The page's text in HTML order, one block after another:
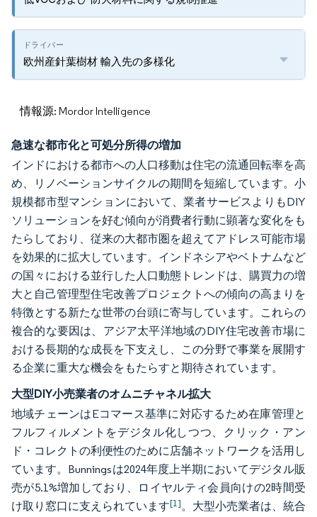
欧州産針葉樹材 輸入先の多様化
情報源: Mordor Intelligence
急速な都市化と可処分所得の増加
インドにおける都市への人口移動は住宅の流通回転率を高
め、リノベーションサイクルの期間を短縮しています。小
規模都市型マンションにおいて、業者サービスよりもDIY
ソリューションを好む傾向が消費者行動に顕著な変化をも
たらしており、従来の大都市圏を超えてアドレス可能市場
を効果的に拡大しています。インドネシアやベトナムなど
の国々における並行した人口動態トレンドは、購買力の増
大と自己管理型住宅改善プロジェクトへの傾向の高まりを
特徴とする新たな世帯の台頭に寄与しています。これらの
複合的な要因は、アジア太平洋地域のDIY住宅改善市場に
おける長期的な成長を下支えし、この分野で事業を展開す
る企業に重大な機会をもたらすと期待されています。
大型DIY小売業者のオムニチャネル拡大
地域チェーンはEコマース基準に対応するため在庫管理と
フルフィルメントをデジタル化しつつ、クリック・アン
ド・コレクトの利便性のために店舗ネットワークを活用し
ています。Bunningsは2024年度上半期においてデジタル販
売が5.1%増加しており、ロイヤルティ会員向けの2時間受
け取り窓口に支えられています[1]。大型小売業者は、統合